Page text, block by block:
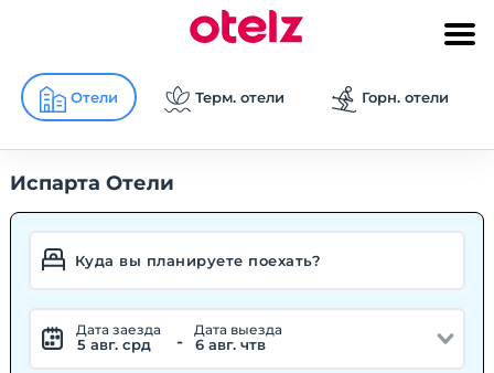
Отели Терм. отели Горн. отели
Испарта Отели
Дата заезда
5 авг. срд -
Дата выезда
6 авг. чтв